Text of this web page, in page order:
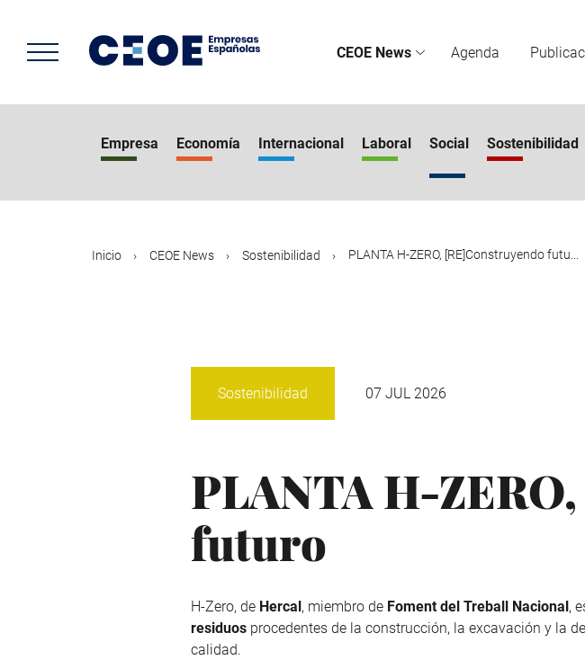
contenido
principal
CEOE News Agenda
Empresa Economía Internacional Laboral Social Sostenibilidad
Inicio CEOE News Sostenibilidad PLANTA H-ZERO, [RE]Construyendo futu...
Sostenibilidad 07 JUL 2026
PLANTA H-
futuro
H-Zero, de Hercal, miembro de Foment del Treball Nacional,
residuos procedentes de la construcción, la excavación y la
calidad.